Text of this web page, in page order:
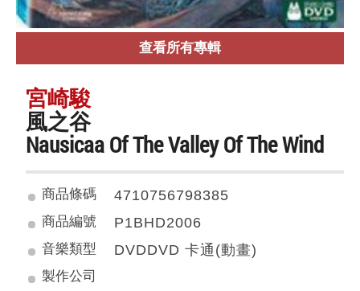
查看所有專輯
宮崎駿
風之谷
Nausicaa Of The Valley Of The Wind
商品條碼 4710756798385
商品編號 P1BHD2006
音樂類型 DVDDVD 卡通(動畫)
製作公司